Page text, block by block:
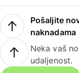
Pošaljite
naknadama
Neka vaš
udaljenost.